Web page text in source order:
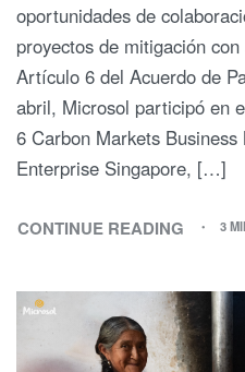
oportunidades de
proyectos de mitigación
Artículo 6 del Acuerdo de
abril, Microsol participó en
6 Carbon Markets
Enterprise Singapore, […]
CONTINUE READING 3